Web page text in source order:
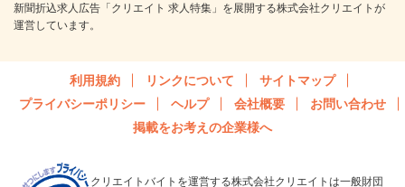
新聞折込求人広告「クリエイト 求人特集」を展開する株式会社クリエイトが
運営しています。
利用規約 リンクについて
サイトマップ
プライバシーポリシー
ヘルプ 会社概要
お問い合わせ
掲載をお考えの企業様へ
クリエイトバイトを運営する株式会社クリエイトは一般財団